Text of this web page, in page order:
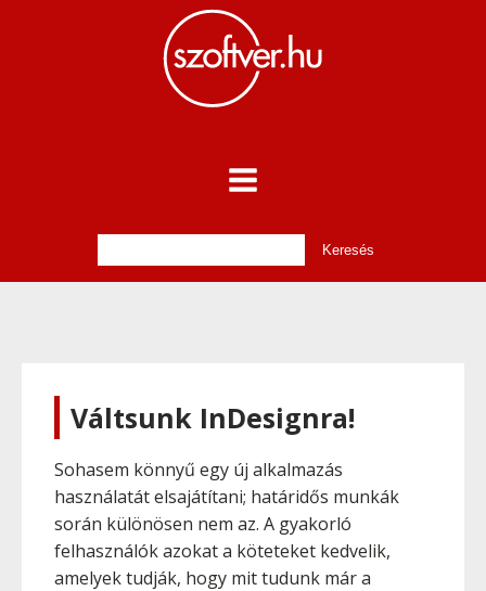
Váltsunk InDesignra!
Sohasem könnyű egy új alkalmazás
használatát elsajátítani; határidős munkák
során különösen nem az. A gyakorló
felhasználók azokat a köteteket kedvelik,
amelyek tudják, hogy mit tudunk már a